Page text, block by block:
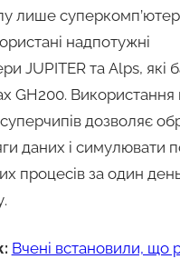
лише
надпотужні
JUPITER та Alps, які
GH200.
дозволяє
даних і симулювати
процесів за один
Вчені встановили, що